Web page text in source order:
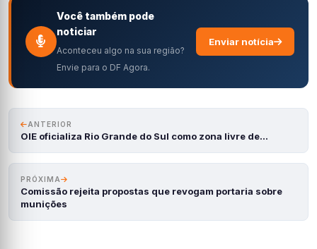
Você também pode
noticiar
Aconteceu algo na sua região?
Envie para o DF Agora.
Enviar notícia
ANTERIOR
OIE oficializa Rio Grande do Sul como zona livre de…
PRÓXIMA
Comissão rejeita propostas que revogam portaria sobre
munições